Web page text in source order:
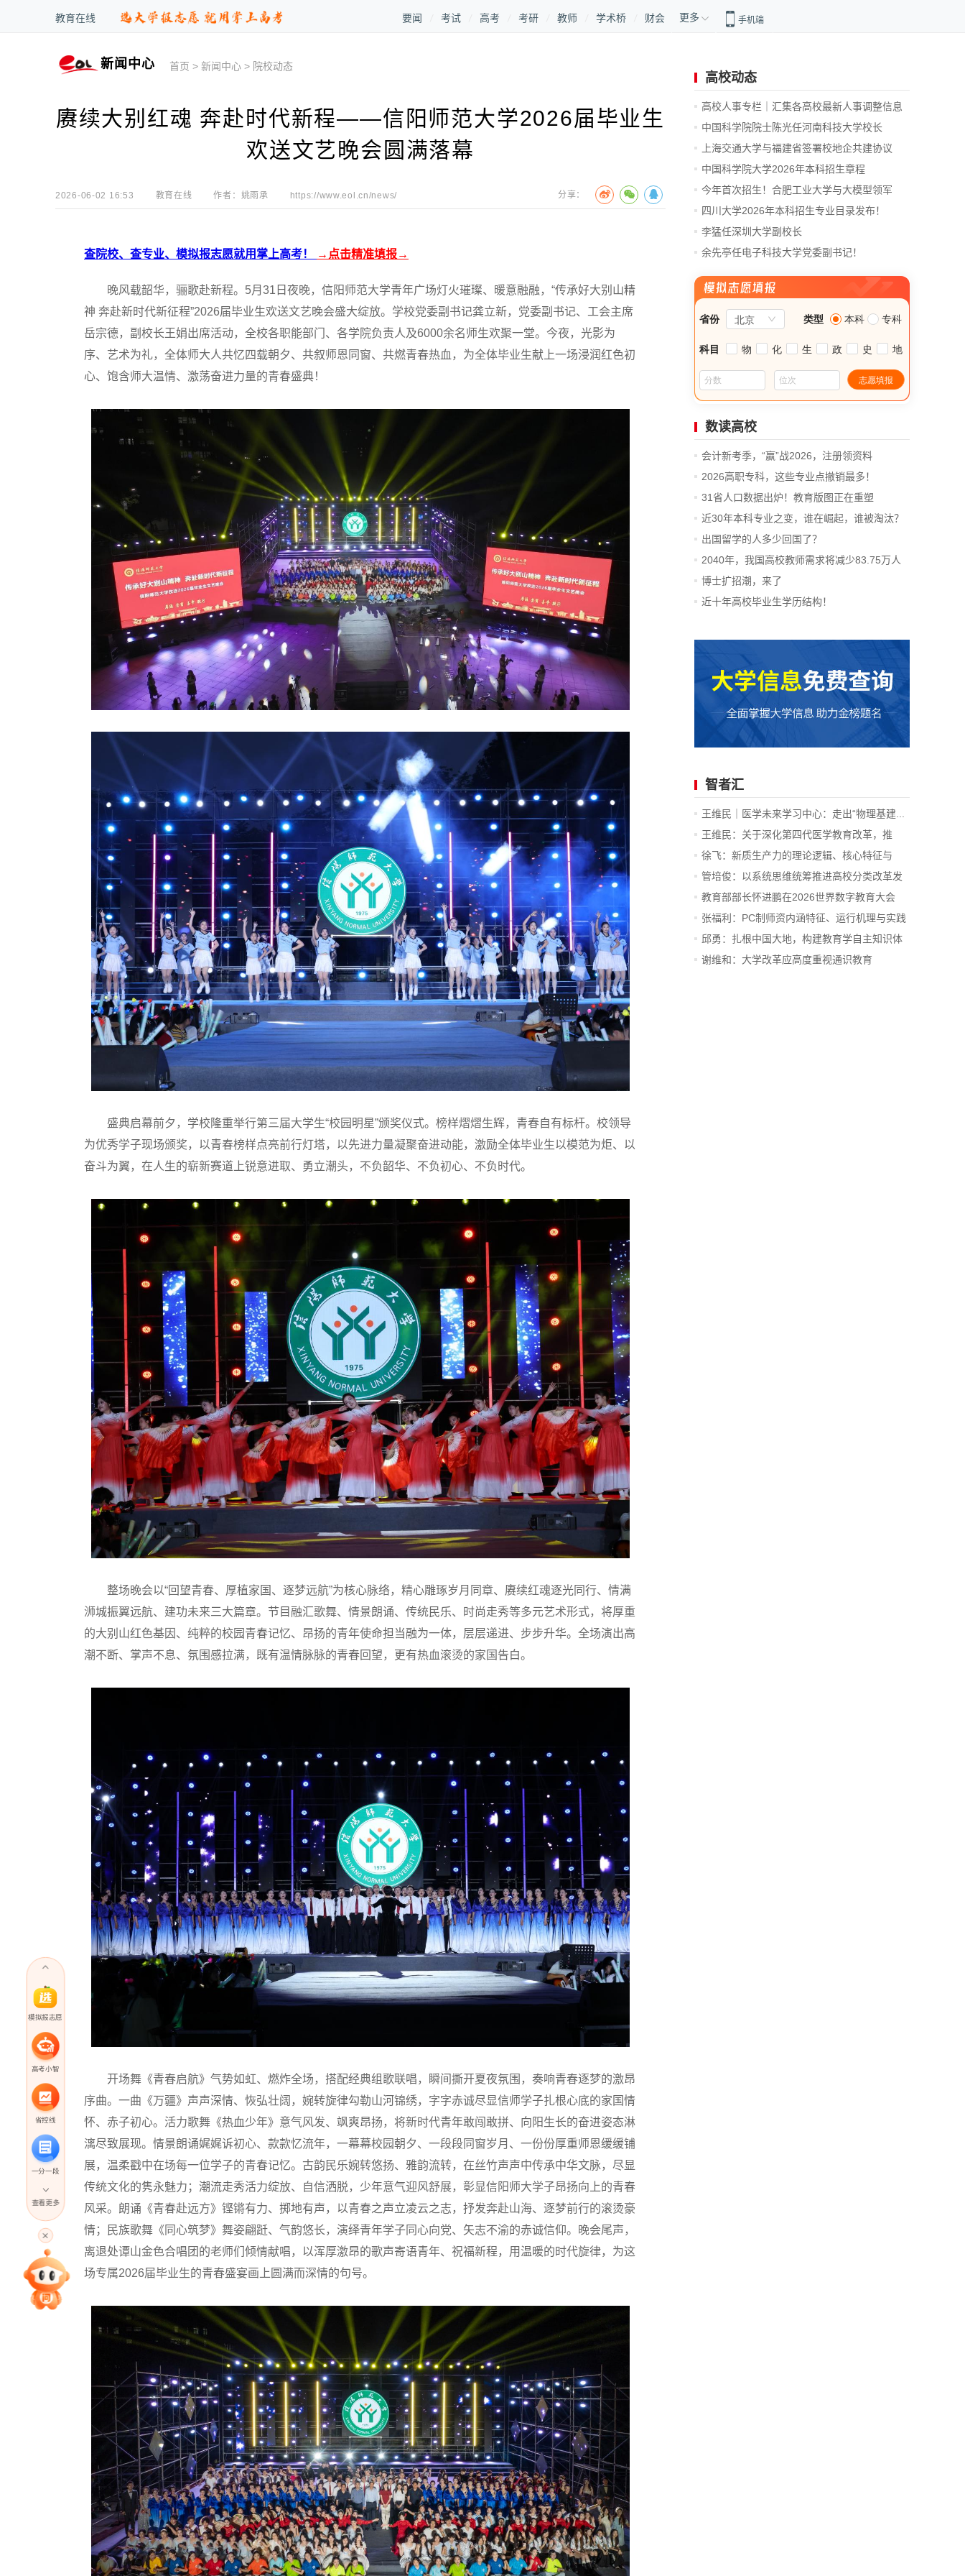
教育在线 要闻 考试 高考 考研 教师 学术桥 财会 更多 手机端
新闻中心 首页 >新闻中心 > 院校动态
赓续大别红魂 奔赴时代新程——信阳师范大学2026届毕业生
欢送文艺晚会圆满落幕
2026-06-02 16:53 教育在线 作者： 姚雨承 https://www.eol.cn/news/ 分享：
查院校、查专业、模拟报志愿就用掌上高考！ →点击精准填报→
晚风载韶华，骊歌赴新程。5月31日夜晚，信阳师范大学青年广场灯火璀璨、暖意融融，“传承好大别山精
神 奔赴新时代新征程”2026届毕业生欢送文艺晚会盛大绽放。学校党委副书记龚立新，党委副书记、工会主席
岳宗德，副校长王娟出席活动，全校各职能部门、各学院负责人及6000余名师生欢聚一堂。今夜，光影为
序、艺术为礼，全体师大人共忆四载朝夕、共叙师恩同窗、共燃青春热血，为全体毕业生献上一场浸润红色初
心、饱含师大温情、激荡奋进力量的青春盛典！
盛典启幕前夕，学校隆重举行第三届大学生“校园明星”颁奖仪式。榜样熠熠生辉，青春自有标杆。校领导
为优秀学子现场颁奖，以青春榜样点亮前行灯塔，以先进力量凝聚奋进动能，激励全体毕业生以模范为炬、以
奋斗为翼，在人生的崭新赛道上锐意进取、勇立潮头，不负韶华、不负初心、不负时代。
整场晚会以“回望青春、厚植家国、逐梦远航”为核心脉络，精心雕琢岁月同章、赓续红魂逐光同行、情满
浉城振翼远航、建功未来三大篇章。节目融汇歌舞、情景朗诵、传统民乐、时尚走秀等多元艺术形式，将厚重
的大别山红色基因、纯粹的校园青春记忆、昂扬的青年使命担当融为一体，层层递进、步步升华。全场演出高
潮不断、掌声不息、氛围感拉满，既有温情脉脉的青春回望，更有热血滚烫的家国告白。
开场舞《青春启航》气势如虹、燃炸全场，搭配经典组歌联唱，瞬间撕开夏夜氛围，奏响青春逐梦的激昂
序曲。一曲《万疆》声声深情、恢弘壮阔，婉转旋律勾勒山河锦绣，字字赤诚尽显信师学子扎根心底的家国情
怀、赤子初心。活力歌舞《热血少年》意气风发、飒爽昂扬，将新时代青年敢闯敢拼、向阳生长的奋进姿态淋
漓尽致展现。情景朗诵娓娓诉初心、款款忆流年，一幕幕校园朝夕、一段段同窗岁月、一份份厚重师恩缓缓铺
展，温柔戳中在场每一位学子的青春记忆。古韵民乐婉转悠扬、雅韵流转，在丝竹声声中传承中华文脉，尽显
传统文化的隽永魅力；潮流走秀活力绽放、自信洒脱，少年意气迎风舒展，彰显信阳师大学子昂扬向上的青春
风采。朗诵《青春赴远方》铿锵有力、掷地有声，以青春之声立凌云之志，抒发奔赴山海、逐梦前行的滚烫豪
情；民族歌舞《同心筑梦》舞姿翩跹、气韵悠长，演绎青年学子同心向党、矢志不渝的赤诚信仰。晚会尾声，
离退处谭山金色合唱团的老师们倾情献唱，以浑厚激昂的歌声寄语青年、祝福新程，用温暖的时代旋律，为这
场专属2026届毕业生的青春盛宴画上圆满而深情的句号。
高校动态
高校人事专栏｜汇集各高校最新人事调整信息
中国科学院院士陈光任河南科技大学校长
上海交通大学与福建省签署校地企共建协议
中国科学院大学2026年本科招生章程
今年首次招生！合肥工业大学与大模型领军
企...
四川大学2026年本科招生专业目录发布！
李猛任深圳大学副校长
余先亭任电子科技大学党委副书记！
模拟报志愿
高考小智
省控线
一分一段
高考直播
专家指导课
查看更多
数读高校
会计新考季，“赢”战2026，注册领资料
2026高职专科，这些专业点撤销最多！
31省人口数据出炉！教育版图正在重塑
近30年本科专业之变，谁在崛起，谁被淘汰？
出国留学的人多少回国了？
2040年，我国高校教师需求将减少83.75万人
博士扩招潮，来了
近十年高校毕业生学历结构！
智者汇
王维民｜医学未来学习中心：走出“物理基建...
王维民：关于深化第四代医学教育改革，推
进...
徐飞：新质生产力的理论逻辑、核心特征与
战...
管培俊：以系统思维统筹推进高校分类改革发
展
教育部部长怀进鹏在2026世界数字教育大会
上...
张福利：PC制师资内涵特征、运行机理与实践
价值
邱勇：扎根中国大地，构建教育学自主知识体
系
谢维和：大学改革应高度重视通识教育